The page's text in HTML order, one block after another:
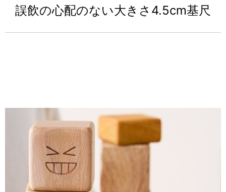
誤飲の心配のない大きさ4.5cm基尺